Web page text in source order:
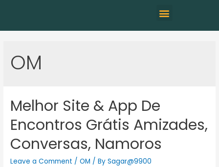
OM
Melhor Site & App De
Encontros Grátis Amizades,
Conversas, Namoros
Leave a Comment /OM / BySagar@9900